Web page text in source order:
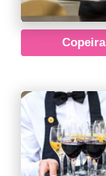
Copeira